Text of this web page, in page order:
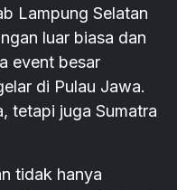
Lampung Selatan
luar biasa dan
event besar
di Pulau Jawa.
tetapi juga Sumatra
tidak hanya